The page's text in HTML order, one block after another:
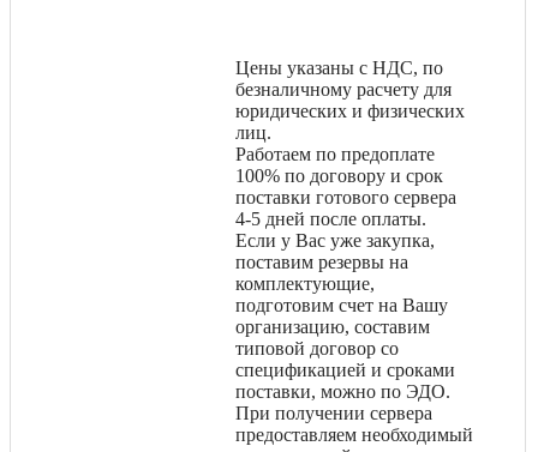
Цены указаны с НДС, по
безналичному расчету для
юридических и физических
лиц.
Работаем по предоплате
100% по договору и срок
поставки готового сервера
4-5 дней после оплаты.
Если у Вас уже закупка,
поставим резервы на
комплектующие,
подготовим счет на Вашу
организацию, составим
типовой договор со
спецификацией и сроками
поставки, можно по ЭДО.
При получении сервера
предоставляем необходимый